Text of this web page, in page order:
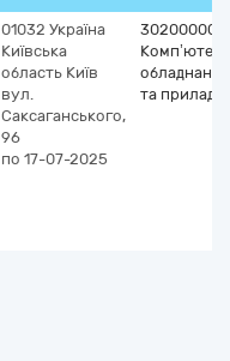
01032 Україна
Київська
область Київ
вул.
Саксаганського,
96
по 17-07-2025
30200000-1
обладнання
та